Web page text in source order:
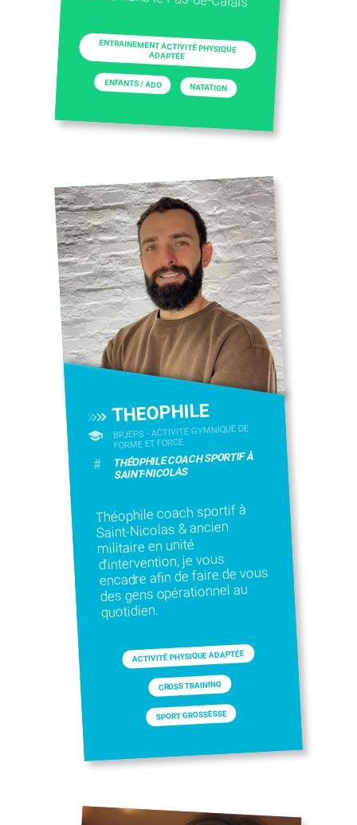
ENTRAINEMENT ACTIVITÉ PHYSIQUE
ADAPTÉE
ENFANTS / ADO NATATION
THEOPHILE
BPJEPS - ACTIVITÉ GYMNIQUE DE
FORME ET FORCE
# THÉOPHILE COACH SPORTIF À
SAINT-NICOLAS
Théophile coach sportif à
Saint-Nicolas & ancien
militaire en unité
d'intervention, je vous
encadre afin de faire de vous
des gens opérationnel au
quotidien.
ACTIVITÉ PHYSIQUE ADAPTÉE
CROSS TRAINING
SPORT GROSSESSE